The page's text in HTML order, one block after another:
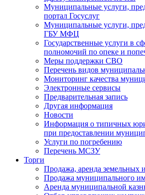
Муниципальные услуги,
портал Госуслуг
Муниципальные услуги,
ГБУ МФЦ
Государственные услуги в
полномочий по опеке и
Меры поддержки СВО
Перечень видов
Мониторинг качества
Электронные сервисы
Предварительная запись
Другая информация
Новости
Информация о типичных
при предоставлении
Услуги по погребению
Перечень МСЗУ
Торги
Продажа, аренда земельных
Продажа муниципального
Аренда муниципальной